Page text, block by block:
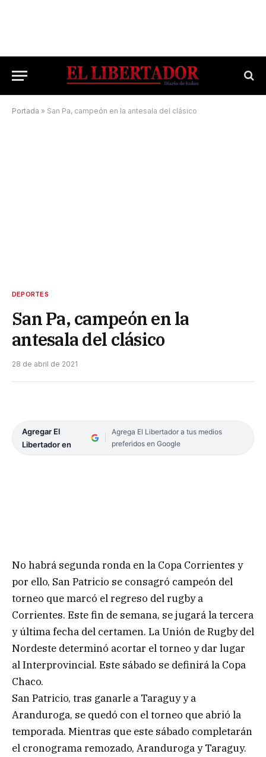
Portada » San Pa, campeón en la antesala del clásico
DEPORTES
San Pa, campeón en la
antesala del clásico
28 de abril de 2021
Agregar El
Libertador en
Agrega El Libertador a tus medios
preferidos en Google
No habrá segunda ronda en la Copa Corrientes y
por ello, San Patricio se consagró campeón del
torneo que marcó el regreso del rugby a
Corrientes. Este fin de semana, se jugará la tercera
y última fecha del certamen. La Unión de Rugby del
Nordeste determinó acortar el torneo y dar lugar
al Interprovincial. Este sábado se definirá la Copa
Chaco.
San Patricio, tras ganarle a Taraguy y a
Aranduroga, se quedó con el torneo que abrió la
temporada. Mientras que este sábado completarán
el cronograma remozado, Aranduroga y Taraguy.